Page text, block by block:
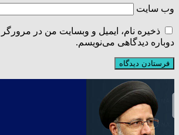
وب‌ سایت
ذخیره نام، ایمیل و وبسایت من در
دوباره دیدگاهی می‌نویسم.